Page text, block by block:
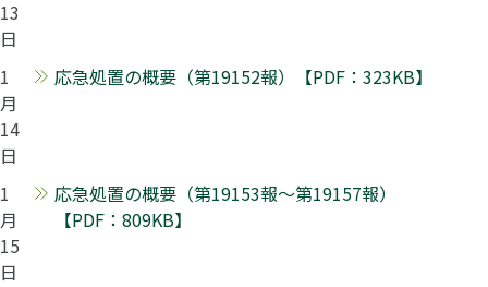
13
日
1
月
14
日
応急処置の概要（第19152報）【PDF：323KB】
1
月
15
日
応急処置の概要（第19153報～第19157報）
【PDF：809KB】